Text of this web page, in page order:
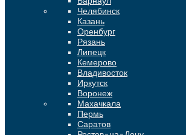
Челябинск
Казань
Оренбург
Рязань
Липецк
Кемерово
Владивосток
Иркутск
Воронеж
Махачкала
Пермь
Саратов